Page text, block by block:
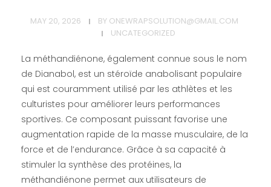
MAY 20, 2026 BY ONEWRAPSOLUTION@GMAIL.COM
UNCATEGORIZED
La méthandiénone, également connue sous le nom
de Dianabol, est un stéroïde anabolisant populaire
qui est couramment utilisé par les athlètes et les
culturistes pour améliorer leurs performances
sportives. Ce composant puissant favorise une
augmentation rapide de la masse musculaire, de la
force et de l’endurance. Grâce à sa capacité à
stimuler la synthèse des protéines, la
méthandiénone permet aux utilisateurs de